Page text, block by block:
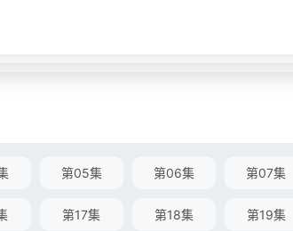
第05集 第06集 第07集
第17集 第18集 第19集